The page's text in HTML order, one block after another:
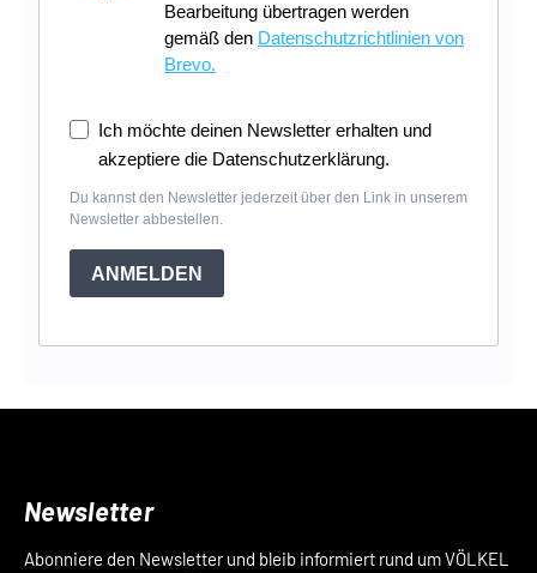
Bearbeitung übertragen werden
gemäß den Datenschutzrichtlinien von
Brevo.
Ich möchte deinen Newsletter erhalten und
akzeptiere die Datenschutzerklärung.
Du kannst den Newsletter jederzeit über den Link in unserem
Newsletter abbestellen.
ANMELDEN
Newsletter
Abonniere den Newsletter und bleib informiert rund um VÖLKEL